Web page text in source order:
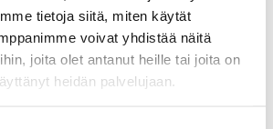
tietoja siitä, miten käytät
voivat yhdistää näitä
joita olet antanut heille tai joita on
heidän palvelujaan.